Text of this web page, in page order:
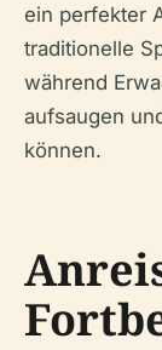
ein perfekter
traditionelle
während
aufsaugen
können.